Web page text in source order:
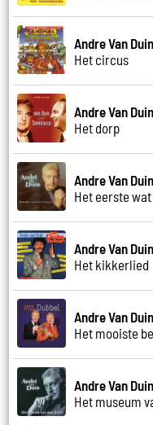
Andre Van
Het circus
Andre Van Duin
Het dorp
Andre Van Duin
Het eerste
Andre Van Duin
Het kikkerlied
Andre Van Duin
Het mooiste
Andre Van Duin
Het museum